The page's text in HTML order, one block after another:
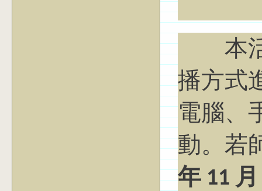
本活
播方式
電腦、
動。若
年 11